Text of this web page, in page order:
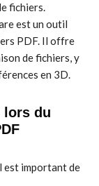
fichiers.
est un outil
PDF. Il offre
de fichiers, y
en 3D.
lors du
est important de